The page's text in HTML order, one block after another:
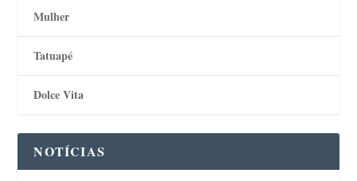
Mulher
Tatuapé
Dolce Vita
NOTÍCIAS